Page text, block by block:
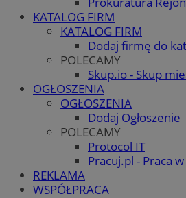
KATALOG FIRM
KATALOG FIRM
Dodaj firmę do
POLECAMY
Skup.io - Skup
OGŁOSZENIA
OGŁOSZENIA
Dodaj Ogłoszenie
POLECAMY
Protocol IT
Pracuj.pl - Praca
REKLAMA
WSPÓŁPRACA